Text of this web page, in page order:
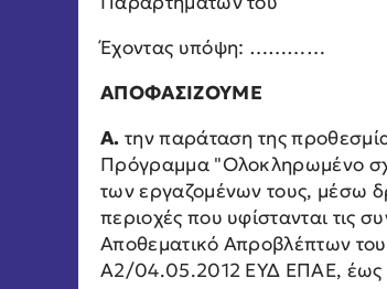
Έχοντας υπόψη: …………
ΑΠΟΦΑΣΙΖΟΥΜΕ
Α. την παράταση της
Πρόγραμμα "Ολοκληρωμένο
των εργαζομένων τους, μέσω
περιοχές που υφίστανται τις
Αποθεματικό Απροβλέπτων
Α2/04.05.2012 ΕΥΔ ΕΠΑΕ, έως